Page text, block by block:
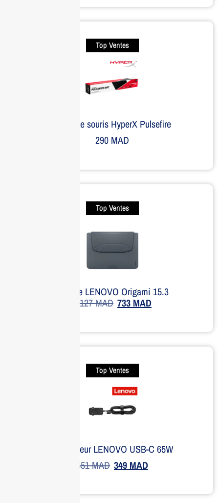
Top Ventes
Tapis de souris HyperX Pulsefire
290 MAD
Top Ventes
Housse LENOVO Origami 15.3
1,127MAD 733 MAD
Top Ventes
Adaptateur LENOVO USB-C 65W
551MAD 349 MAD